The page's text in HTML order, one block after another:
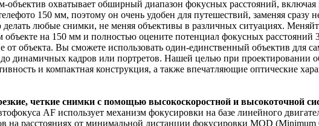
объектив охватывает обширный диапазон фокусных расстояний, включая
150 мм, поэтому он очень удобен для путешествий, заменяя сразу
делать любые снимки, не меняя объективы в различных ситуациях.
объекте на 150 мм и полностью оцените потенциал фокусных
от объекта. Вы сможете использовать один-единственный объектив для
динамичных кадров или портретов. Нашей целью при проектировании
и компактная конструкция, а также впечатляющие оптические
четкие снимки с помощью высокоскоростной и высокоточной
AF использует механизм фокусировки на базе линейного
на расстояниях от минимальной дистанции фокусировки MOD